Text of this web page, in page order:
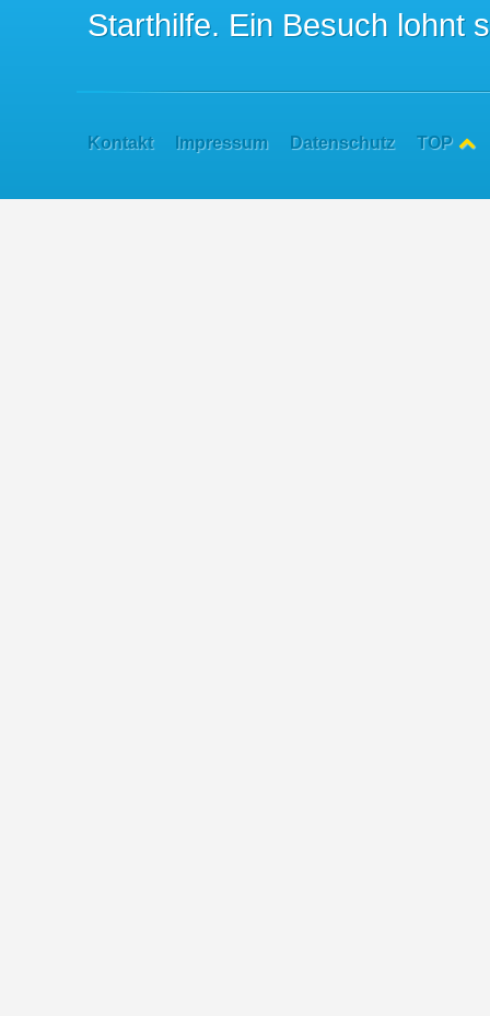
Starthilfe. Ein Besuch lohnt
Kontakt Impressum Datenschutz TOP